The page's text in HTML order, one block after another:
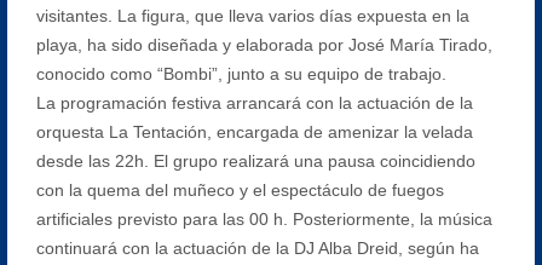
visitantes. La figura, que lleva varios días expuesta en la
playa, ha sido diseñada y elaborada por José María Tirado,
conocido como “Bombi”, junto a su equipo de trabajo.
La programación festiva arrancará con la actuación de la
orquesta La Tentación, encargada de amenizar la velada
desde las 22h. El grupo realizará una pausa coincidiendo
con la quema del muñeco y el espectáculo de fuegos
artificiales previsto para las 00 h. Posteriormente, la música
continuará con la actuación de la DJ Alba Dreid, según ha